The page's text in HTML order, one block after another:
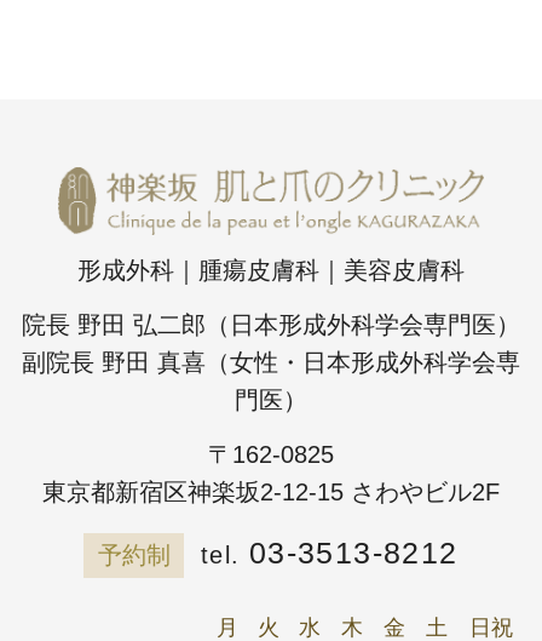
形成外科｜腫瘍皮膚科｜美容皮膚科
院長 野田 弘二郎（日本形成外科学会専門医）
副院長 野田 真喜（女性・日本形成外科学会専
門医）
〒162-0825
東京都新宿区神楽坂2-12-15 さわやビル2F
予約制 03-3513-8212
月 火 水 木 金 土
日祝